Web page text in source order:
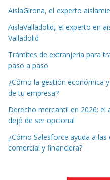
AislaGirona, el experto
AislaValladolid, el experto en
Valladolid
Trámites de extranjería para
paso a paso
¿Cómo la gestión económica
de tu empresa?
Derecho mercantil en 2026:
dejó de ser opcional
¿Cómo Salesforce ayuda a
comercial y financiera?